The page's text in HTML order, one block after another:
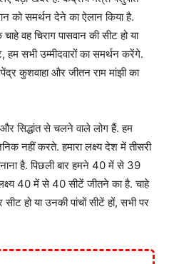
को समर्थन देने का ऐलान किया है.
वह चिराग पासवान की सीट हो या
हम सभी उम्मीदवारों का समर्थन करेंगे.
कुशवाहा और जीतन राम मांझी का
सिद्धांत से चलने वाले लोग हैं. हम
नहीं करते. हमारा लक्ष्य देश में तीसरी
है. पिछली बार हमने 40 में से 39
40 में से 40 सीटें जीतने का है. चाहे
सीट हो या उनकी पांचों सीटें हों, सभी पर